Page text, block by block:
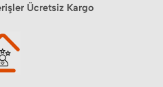
Ücretsiz Kargo